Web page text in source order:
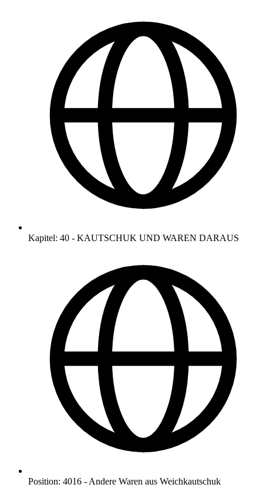
Kapitel: 40 - KAUTSCHUK UND WAREN DARAUS
Position: 4016 - Andere Waren aus Weichkautschuk